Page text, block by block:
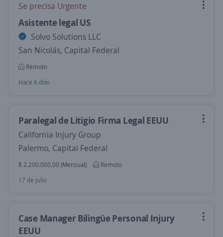
Se precisa Urgente
Asistente legal US
Solvo Solutions LLC
San Nicolás, Capital Federal
Remoto
Hace 6 días
Paralegal de Litigio Firma Legal EEUU
California Injury Group
Palermo, Capital Federal
$ 2.200.000,00 (Mensual)
Remoto
17 de julio
Case Manager Bilingüe Personal Injury
EEUU